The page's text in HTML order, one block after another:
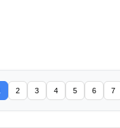
2 3 4 5 6 7